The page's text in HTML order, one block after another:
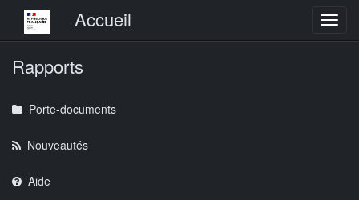
Menu principalAccueil
Rapports
Porte-documents
Nouveautés
Aide